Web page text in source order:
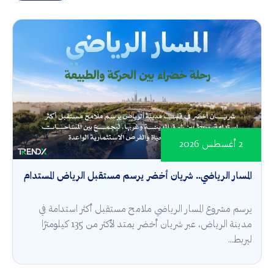
المسار الرياضي.. شريان أخضر يرسم مستقبل الرياض المستدام
2 أغسطس 2026
يرسم مشروع المسار الرياضي ملامح مستقبل أكثر استدامة في
مدينة الرياض، عبر شريان أخضر يمتد لأكثر من 135 كيلومترًا
ليربط...